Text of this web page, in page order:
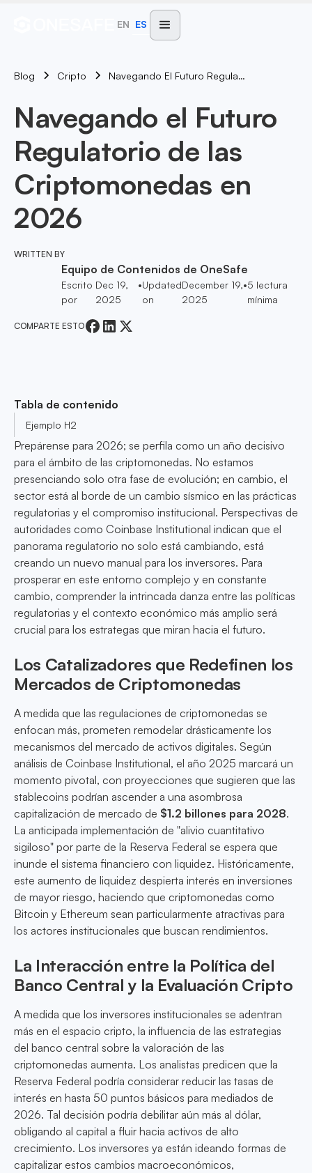
EN ES
Blog Cripto Navegando El Futuro Regulatorio De Las Criptomonedas En 2026
Navegando el Futuro
Regulatorio de las
Criptomonedas en
2026
WRITTEN BY
Equipo de Contenidos de OneSafe
Escrito
por
Dec 19,
2025
•Updated
on
December 19,
2025
•5 lectura
mínima
COMPARTE ESTO
Tabla de contenido
Ejemplo H2
Prepárense para 2026; se perfila como un año decisivo
para el ámbito de las criptomonedas. No estamos
presenciando solo otra fase de evolución; en cambio, el
sector está al borde de un cambio sísmico en las prácticas
regulatorias y el compromiso institucional. Perspectivas de
autoridades como Coinbase Institutional indican que el
panorama regulatorio no solo está cambiando, está
creando un nuevo manual para los inversores. Para
prosperar en este entorno complejo y en constante
cambio, comprender la intrincada danza entre las políticas
regulatorias y el contexto económico más amplio será
crucial para los estrategas que miran hacia el futuro.
Los Catalizadores que Redefinen los
Mercados de Criptomonedas
A medida que las regulaciones de criptomonedas se
enfocan más, prometen remodelar drásticamente los
mecanismos del mercado de activos digitales. Según
análisis de Coinbase Institutional, el año 2025 marcará un
momento pivotal, con proyecciones que sugieren que las
stablecoins podrían ascender a una asombrosa
capitalización de mercado de $1.2 billones para 2028.
La anticipada implementación de "alivio cuantitativo
sigiloso" por parte de la Reserva Federal se espera que
inunde el sistema financiero con liquidez. Históricamente,
este aumento de liquidez despierta interés en inversiones
de mayor riesgo, haciendo que criptomonedas como
Bitcoin y Ethereum sean particularmente atractivas para
los actores institucionales que buscan rendimientos.
La Interacción entre la Política del
Banco Central y la Evaluación Cripto
A medida que los inversores institucionales se adentran
más en el espacio cripto, la influencia de las estrategias
del banco central sobre la valoración de las
criptomonedas aumenta. Los analistas predicen que la
Reserva Federal podría considerar reducir las tasas de
interés en hasta 50 puntos básicos para mediados de
2026. Tal decisión podría debilitar aún más al dólar,
obligando al capital a fluir hacia activos de alto
crecimiento. Los inversores ya están ideando formas de
capitalizar estos cambios macroeconómicos,